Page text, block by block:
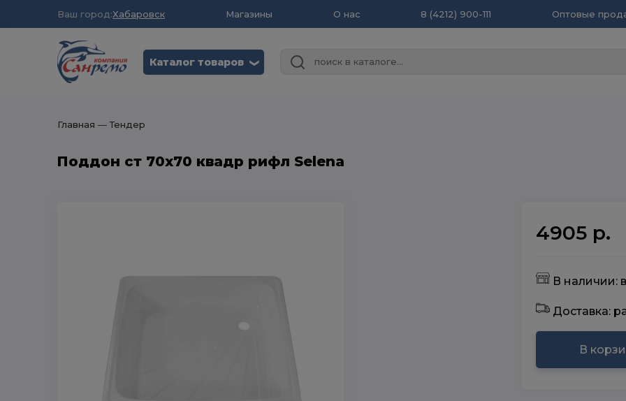
Ваш город:Хабаровск Магазины О нас 8 (4212) 900-111 Оптовые
Каталог товаров ❮
Главная ― Тендер
Поддон ст 70х70 квадр рифл Selena
4905 р.
В наличии:
Доставка:
В